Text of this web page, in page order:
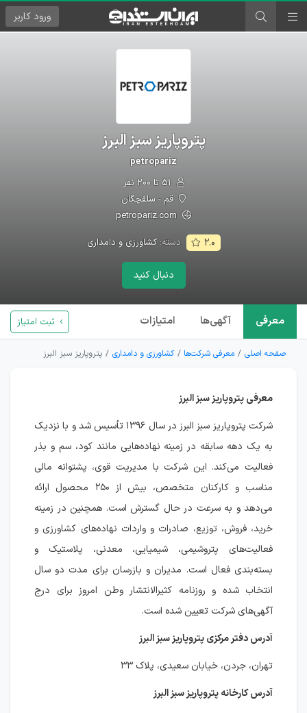
ورود کاربر
پتروپاریز سبز البرز
petropariz
قم - سلفچگان
۲.۰ دسته:کشاورزی و دامداری
دنبال کنید
معرفی آگهی‌ها امتیازات ثبت امتیاز
صفحه اصلی معرفی شرکت‌ها کشاورزی و دامداری پتروپاریز سبز البرز
معرفی پتروپاریز سبز البرز
شرکت پتروپاریز سبز البرز در سال ۱۳۹۶ تأسیس شد و با نزدیک
به یک دهه سابقه در زمینه نهاده‌هایی مانند کود، سم و بذر
فعالیت می‌کند. این شرکت با مدیریت قوی، پشتوانه مالی
مناسب و کارکنان متخصص، بیش از ۲۵۰ محصول ارائه
می‌دهد و به سرعت در حال گسترش است. همچنین در زمینه
خرید، فروش، توزیع، صادرات و واردات نهاده‌های کشاورزی و
فعالیت‌های پتروشیمی، شیمیایی، معدنی، پلاستیک و
بسته‌بندی فعال است. مدیران و بازرسان برای مدت دو سال
انتخاب شده و روزنامه کثیرالانتشار وطن امروز برای درج
آگهی‌های شرکت تعیین شده است.
آدرس دفتر مرکزی پتروپاریز سبز البرز
تهران، جردن، خیابان سعیدی، پلاک ۳۳
آدرس کارخانه پتروپاریز سبز البرز